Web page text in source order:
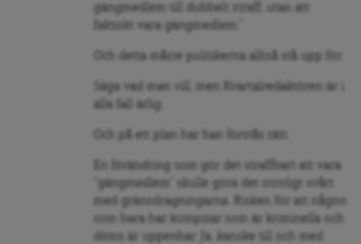
gängmedlem till dubbelt straff, utan att
faktiskt vara gängmedlem.”
Och detta måste politikerna alltså stå upp för.
Säga vad man vill, men Kvartalredaktören är i
alla fall ärlig.
Och på ett plan har han förstås rätt.
En förändring som gör det straffbart att vara
”gängmedlem” skulle göra det otroligt svårt
med gränsdragningarna. Risken för att någon
som bara har kompisar som är kriminella och
döms är uppenbar. Ja, kanske till och med